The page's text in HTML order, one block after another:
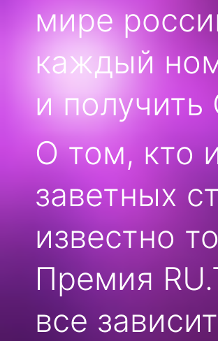
мире
каждый
и получить
О том, кто
заветных
известно
Премия
все